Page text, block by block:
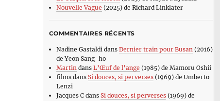
Nouvelle Vague (2025) de Richard Linklater
COMMENTAIRES RÉCENTS
Nadine Gastaldi dans Dernier train pour Busan (2016)
de Yeon Sang-ho
Martin dans L’Œuf de l’ange (1985) de Mamoru Oshii
filmsdans Si douces, si perverses(1969) de Umberto
Lenzi
Jacques Cdans Si douces, si perverses(1969) de